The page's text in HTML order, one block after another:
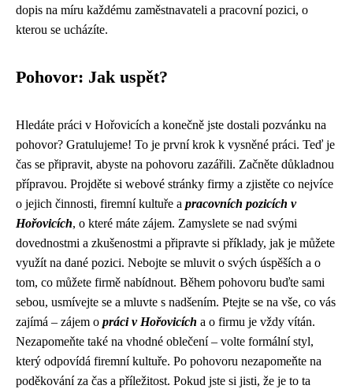
dopis na míru každému zaměstnavateli a pracovní pozici, o
kterou se ucházíte.
Pohovor: Jak uspět?
Hledáte práci v Hořovicích a konečně jste dostali pozvánku na
pohovor? Gratulujeme! To je první krok k vysněné práci. Teď je
čas se připravit, abyste na pohovoru zazářili. Začněte důkladnou
přípravou. Projděte si webové stránky firmy a zjistěte co nejvíce
o jejich činnosti, firemní kultuře a pracovních pozicích v
Hořovicích, o které máte zájem. Zamyslete se nad svými
dovednostmi a zkušenostmi a připravte si příklady, jak je můžete
využít na dané pozici. Nebojte se mluvit o svých úspěších a o
tom, co můžete firmě nabídnout. Během pohovoru buďte sami
sebou, usmívejte se a mluvte s nadšením. Ptejte se na vše, co vás
zajímá – zájem o práci v Hořovicích a o firmu je vždy vítán.
Nezapomeňte také na vhodné oblečení – volte formální styl,
který odpovídá firemní kultuře. Po pohovoru nezapomeňte na
poděkování za čas a příležitost. Pokud jste si jisti, že je to ta